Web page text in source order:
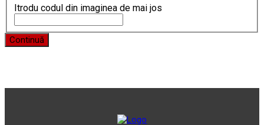
Itrodu codul din imaginea de mai jos
Continuă